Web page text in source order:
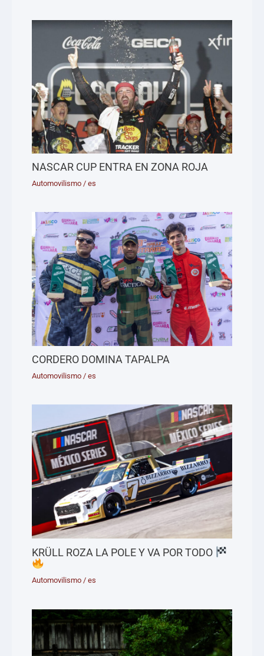
NASCAR CUP ENTRA EN ZONA ROJA
Automovilismo /es
CORDERO DOMINA TAPALPA
Automovilismo /es
KRÜLL ROZA LA POLE Y VA POR TODO
Automovilismo /es